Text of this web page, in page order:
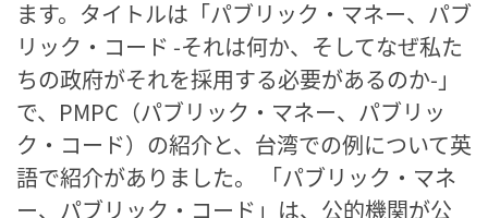
ます。タイトルは「パブリック・マネー、パブ
リック・コード -それは何か、そしてなぜ私た
ちの政府がそれを採用する必要があるのか-」
で、PMPC（パブリック・マネー、パブリッ
ク・コード）の紹介と、台湾での例について英
語で紹介がありました。 「パブリック・マネ
ー、パブリック・コード」は、公的機関が公